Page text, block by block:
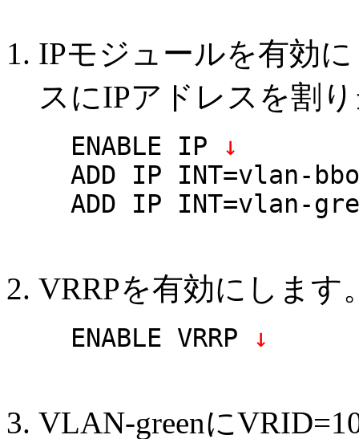
IPモジュールを有効
スにIPアドレスを割
ENABLE IP ↓
ADD IP INT=vlan-
ADD IP INT=vlan-
VRRPを有効にします
ENABLE VRRP ↓
VLAN-greenに